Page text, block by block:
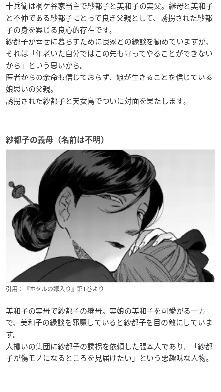
十兵衛は桐ケ谷家当主で紗都子と美和子の実父。継母と美和子
と不仲である紗都子にとって良き父親として、誘拐された紗都
子の身を案じる良心的存在です。
紗都子が幸せに暮らすために良家との縁談を勧めていますが、
それは「年老いた自分ではこの先も守ってやることができない
から」という思いから。
医者からの余命も信じておらず、娘が生きることを信じている
娘思いの父親。
誘拐された紗都子と天女島でついに対面を果たします。
紗都子の義母（名前は不明）
引用：『ホタルの嫁入り』第1巻より
美和子の実母で紗都子の継母。実娘の美和子を可愛がる一方
で、美和子の縁談を邪魔していると紗都子を目の敵にしていま
す。
人攫いの集団に紗都子の誘拐を依頼した張本人であり、「紗都
子が傷モノになるところを見届けたい」という悪趣味な人物。